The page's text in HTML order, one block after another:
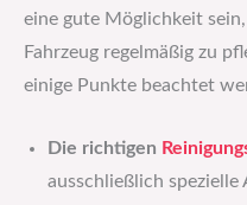
eine gute Möglichkeit
Fahrzeug regelmäßig zu
einige Punkte beachtet
Die richtigen
ausschließlich spezielle